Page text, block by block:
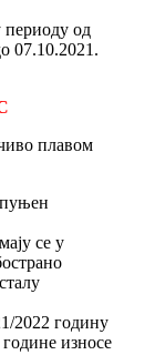
периоду од
07.10.2021.
плавом
се у
2022 годину
износе